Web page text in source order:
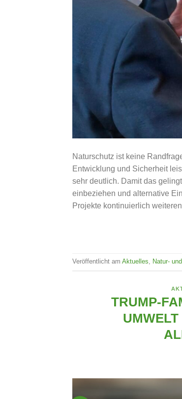
Naturschutz ist keine
Entwicklung und Sicherheit
sehr deutlich. Damit das
einbeziehen und alternative
Projekte kontinuierlich
Veröffentlicht am Aktuelles, Natur-
TRUMP-